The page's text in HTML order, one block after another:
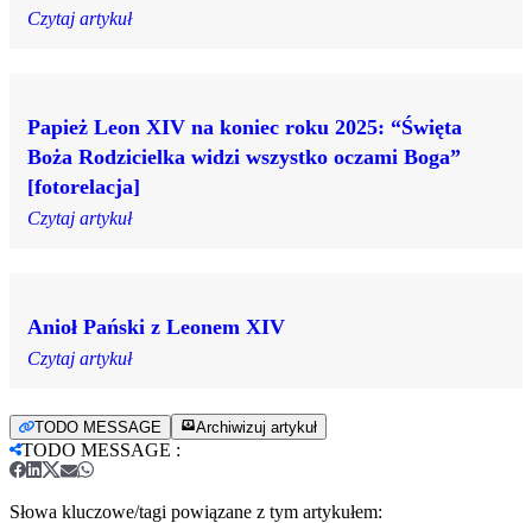
Czytaj artykuł
Papież Leon XIV na koniec roku 2025: “Święta
Boża Rodzicielka widzi wszystko oczami Boga”
[fotorelacja]
Czytaj artykuł
Anioł Pański z Leonem XIV
Czytaj artykuł
TODO MESSAGE Archiwizuj artykuł
TODO MESSAGE :
Słowa kluczowe/tagi powiązane z tym artykułem: